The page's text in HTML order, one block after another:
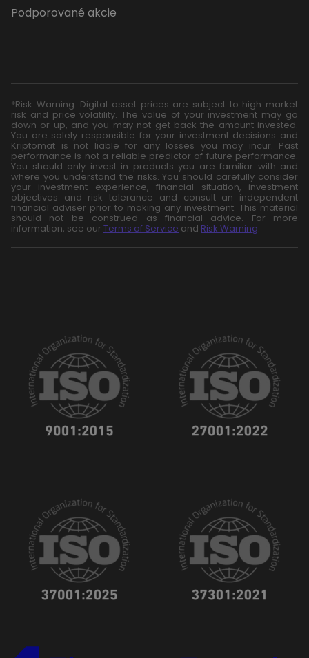
Podporované akcie
*Risk Warning: Digital asset prices are subject to high market
risk and price volatility. The value of your investment may go
down or up, and you may not get back the amount invested.
You are solely responsible for your investment decisions and
Kriptomat is not liable for any losses you may incur. Past
performance is not a reliable predictor of future performance.
You should only invest in products you are familiar with and
where you understand the risks. You should carefully consider
your investment experience, financial situation, investment
objectives and risk tolerance and consult an independent
financial adviser prior to making any investment. This material
should not be construed as financial advice. For more
information, see our Terms of Service and Risk Warning.